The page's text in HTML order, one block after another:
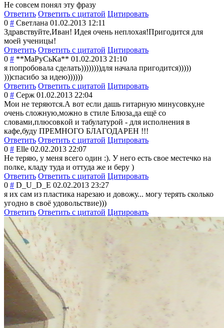
Не совсем понял эту фразу
Ответить Ответить с цитатой Цитировать
0 # Светлана 01.02.2013 12:11
Здравствуйте,Иван! Идея очень неплохая!Пригодится для
моей ученицы!
Ответить Ответить с цитатой Цитировать
0 # **МаРуСьКа** 01.02.2013 21:10
я попробовала сделать))))))))для начала пригодится)))))
)))спасибо за идею))))))
Ответить Ответить с цитатой Цитировать
0 # Серж 01.02.2013 22:04
Мои не теряются.А вот если дашь гитарную минусовку,не
очень сложную,можно в стиле Блюза,да ещё со
словами,плюсовкой и табулатурой - для исполнения в
кафе,буду ПРЕМНОГО БЛАГОДАРЕН !!!
Ответить Ответить с цитатой Цитировать
0 # Elle 02.02.2013 22:07
Не теряю, у меня всего один :). У него есть свое местечко на
полке, кладу туда и оттуда же и беру )
Ответить Ответить с цитатой Цитировать
0 # D_U_D_E 02.02.2013 23:27
я их сам из пластика нарезаю и довожу... могу терять сколько
угодно в своё удовольствие)))
Ответить Ответить с цитатой Цитировать